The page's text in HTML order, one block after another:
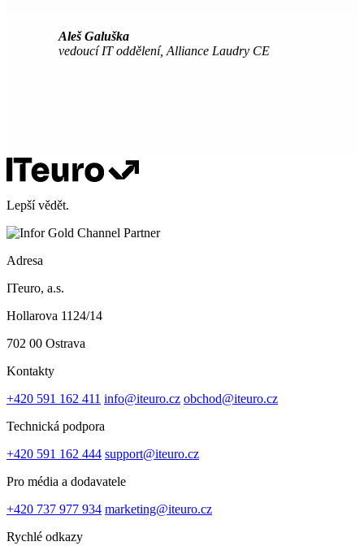
Aleš Galuška
vedoucí IT oddělení, Alliance Laudry CE
Lepší vědět.
Adresa
ITeuro, a.s.
Hollarova 1124/14
702 00 Ostrava
Kontakty
+420 591 162 411 info@iteuro.cz obchod@iteuro.cz
Technická podpora
+420 591 162 444 support@iteuro.cz
Pro média a dodavatele
+420 737 977 934 marketing@iteuro.cz
Rychlé odkazy